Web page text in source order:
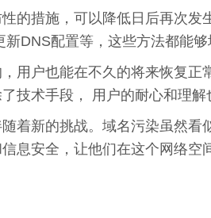
的措施，可以降低日后再次
DNS配置等，这些方法都能
用户也能在不久的将来恢复
技术手段， 用户的耐心和理解
着新的挑战。域名污染虽然
息安全，让他们在这个网络空